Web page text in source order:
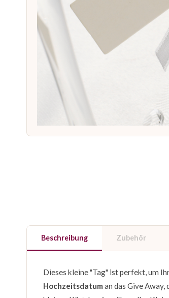
Beschreibung Zubehör
Dieses kleine "Tag" ist perfekt, um
Hochzeitsdatum an das Give Away,